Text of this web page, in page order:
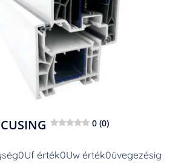
0 (0)
érték0Uw érték0üvegezésig